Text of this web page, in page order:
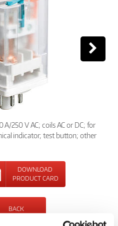
A/250 V AC; coils AC or DC; for
indicator; test button; other
DOWNLOAD
PRODUCT CARD
BACK